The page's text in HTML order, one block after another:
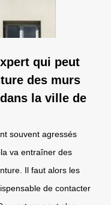
qui peut
des murs
la ville de
souvent agressés
va entraîner des
Il faut alors les
de contacter